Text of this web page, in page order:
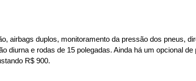
airbags duplos, monitoramento da pressão dos pneus,
diurna e rodas de 15 polegadas. Ainda há um opcional
R$ 900.